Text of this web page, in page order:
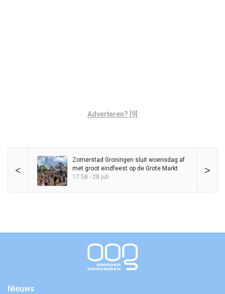
Adverteren? [9]
< >
Zomerstad Groningen sluit woensdag af
met groot eindfeest op de Grote Markt
17:58 - 28 juli
Nieuws